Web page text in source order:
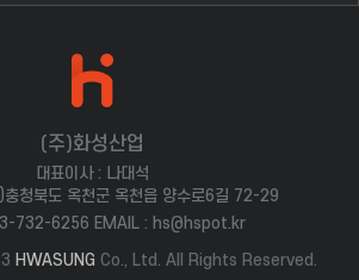
(주)화성산업
대표이사 :
나대석
청북도 옥천군 옥천읍 양수로6길 72-29
732-6256 EMAIL : hs@hspot.kr
HWASUNG Co., Ltd. All Rights Reserved.